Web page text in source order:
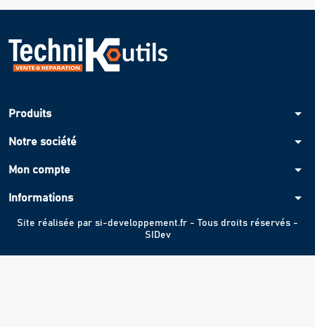
Produits arrow_drop_down
Notre société arrow_drop_down
Mon compte arrow_drop_down
Informations arrow_drop_down
Site réalisée par si-developpement.fr - Tous droits réservés -
SIDev